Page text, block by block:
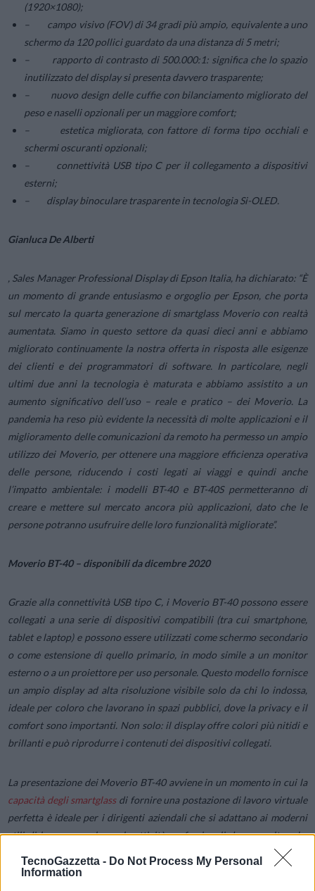
TecnoGazzetta - Do Not Process My Personal
Information
(1920×1080);
– campo visivo (FOV) di 34 gradi più ampio, equivalente a uno
schermo da 120 pollici guardato da una distanza di 5 metri;
– rapporto di contrasto di 500.000:1: significa che lo spazio
inutilizzato del display si presenta davvero trasparente;
– nuovo design delle cuffie con bilanciamento migliorato del
peso e naselli opzionali per un maggiore comfort;
– estetica migliorata, con fattore di forma tipo occhiali e
schermi oscuranti opzionali;
– connettività USB tipo C per il collegamento a dispositivi
esterni;
– display binoculare trasparente in tecnologia Si-OLED.
Gianluca De Alberti
, Sales Manager Professional Display di Epson Italia, ha dichiarato: “È
un momento di grande entusiasmo e orgoglio per Epson, che porta
sul mercato la quarta generazione di smartglass Moverio con realtà
aumentata. Siamo in questo settore da quasi dieci anni e abbiamo
migliorato continuamente la nostra offerta in risposta alle esigenze
dei clienti e dei programmatori di software. In particolare, negli
ultimi due anni la tecnologia è maturata e abbiamo assistito a un
aumento significativo dell’uso – reale e pratico – dei Moverio. La
pandemia ha reso più evidente la necessità di molte applicazioni e il
miglioramento delle comunicazioni da remoto ha permesso un ampio
utilizzo dei Moverio, per ottenere una maggiore efficienza operativa
delle persone, riducendo i costi legati ai viaggi e quindi anche
l’impatto ambientale: i modelli BT-40 e BT-40S permetteranno di
creare e mettere sul mercato ancora più applicazioni, dato che le
persone potranno usufruire delle loro funzionalità migliorate”.
Moverio BT-40 – disponibili da dicembre 2020
Grazie alla connettività USB tipo C, i Moverio BT-40 possono essere
collegati a una serie di dispositivi compatibili (tra cui smartphone,
tablet e laptop) e possono essere utilizzati come schermo secondario
o come estensione di quello primario, in modo simile a un monitor
esterno o a un proiettore per uso personale. Questo modello fornisce
un ampio display ad alta risoluzione visibile solo da chi lo indossa,
ideale per coloro che lavorano in spazi pubblici, dove la privacy e il
comfort sono importanti. Non solo: il display offre colori più nitidi e
brillanti e può riprodurre i contenuti dei dispositivi collegati.
La presentazione dei Moverio BT-40 avviene in un momento in cui la
capacità degli smartglassdi fornire una postazione di lavoro virtuale
perfetta è ideale per i dirigenti aziendali che si adattano ai moderni
stili di lavoro e svolgono le attività professionali da casa, oltre che
top manager che devono ottimizzare il tempo lavorando
visualizzando materiali riservati mentre si trovano in luoghi pubblici.